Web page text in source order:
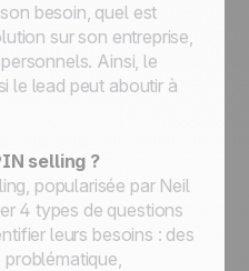
besoin, quel est
sur son entreprise,
Ainsi, le
le lead peut aboutir à
selling ?
popularisée par Neil
4 types de questions
leurs besoins : des